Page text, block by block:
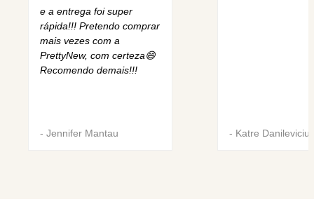
e a entrega foi super
rápida!!! Pretendo comprar
mais vezes com a
PrettyNew, com certeza😄
Recomendo demais!!!
- Jennifer Mantau - Katre Danilevicius